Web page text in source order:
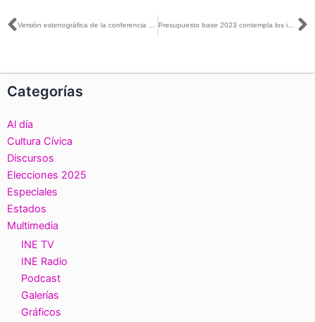
Ant Presupuesto base 2023 contempla los insumos para poder votar y ser votado: Claudia Zavala con Pedro Gamboa
Categorías
Al día
Cultura Cívica
Discursos
Elecciones 2025
Especiales
Estados
Multimedia
INE TV
INE Radio
Podcast
Galerías
Gráficos